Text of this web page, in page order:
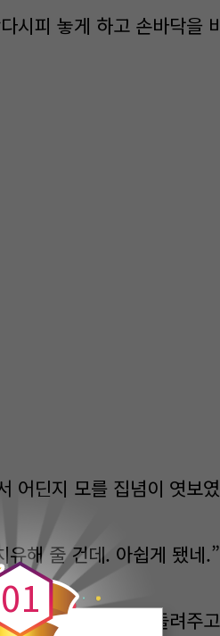
시피 놓게 하고 손바닥을
어딘지 모를 집념이 엿보
유해 줄 건데. 아쉽게 됐네.”
져가서 지금도 안 돌려주
0
0
1